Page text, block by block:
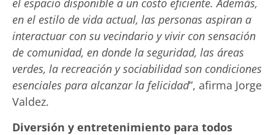
el espacio disponible a un costo eficiente. Además,
en el estilo de vida actual, las personas aspiran a
interactuar con su vecindario y vivir con sensación
de comunidad, en donde la seguridad, las áreas
verdes, la recreación y sociabilidad son condiciones
esenciales para alcanzar la felicidad”, afirma Jorge
Valdez.
Diversión y entretenimiento para todos